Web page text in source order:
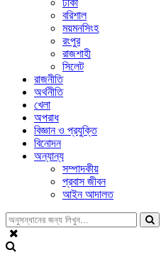
ঢাকা
বরিশাল
ময়মনসিংহ
রংপুর
রাজশাহী
সিলেট
রাজনীতি
অর্থনীতি
খেলা
অপরাধ
বিজ্ঞান ও প্রযুক্তি
বিনোদন
অন্যান্য
সম্পাদকীয়
প্রবাস জীবন
আইন আদালত